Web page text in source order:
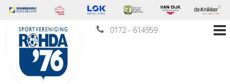
0172 - 614959